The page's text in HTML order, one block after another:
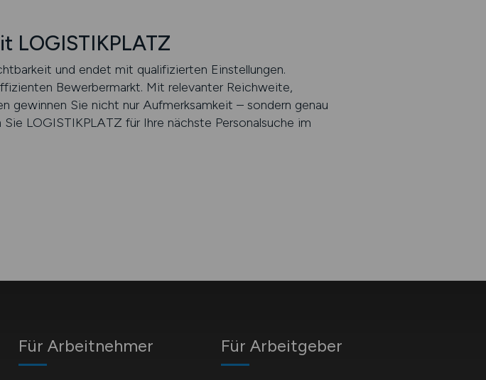
LOGISTIKPLATZ
und endet mit qualifizierten Einstellungen.
Bewerbermarkt. Mit relevanter Reichweite,
gewinnen Sie nicht nur Aufmerksamkeit – sondern genau
LOGISTIKPLATZ für Ihre nächste Personalsuche im
Für Arbeitnehmer Für Arbeitgeber